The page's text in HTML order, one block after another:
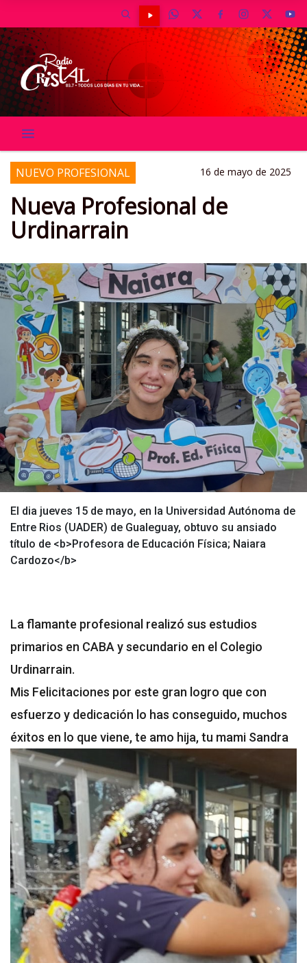
NUEVO PROFESIONAL 16 de mayo de 2025
Nueva Profesional de
Urdinarrain
El dia jueves 15 de mayo, en la Universidad Autónoma de
Entre Rios (UADER) de Gualeguay, obtuvo su ansiado
título de <b>Profesora de Educación Física; Naiara
Cardozo</b>
La flamante profesional realizó sus estudios
primarios en CABA y secundario en el Colegio
Urdinarrain.
Mis Felicitaciones por este gran logro que con
esfuerzo y dedicación lo has conseguido, muchos
éxitos en lo que viene, te amo hija, tu mami Sandra